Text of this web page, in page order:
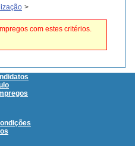
>
com estes critérios.